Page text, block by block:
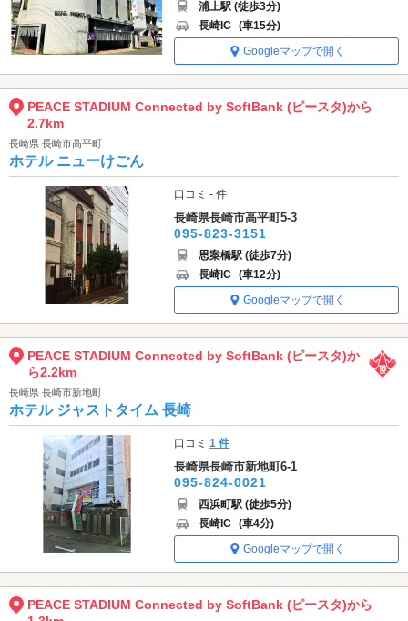
浦上駅 (徒歩3分)
長崎IC (車15分)
Googleマップで開く
PEACE STADIUM Connected by SoftBank (ピースタ)から
2.7km
長崎県 長崎市高平町
ホテル ニューけごん
口コミ - 件
長崎県長崎市高平町5-3
095-823-3151
思案橋駅 (徒歩7分)
長崎IC (車12分)
Googleマップで開く
PEACE STADIUM Connected by SoftBank (ピースタ)か
ら2.2km
長崎県 長崎市新地町
ホテル ジャストタイム 長崎
口コミ1 件
長崎県長崎市新地町6-1
095-824-0021
西浜町駅 (徒歩5分)
長崎IC (車4分)
Googleマップで開く
PEACE STADIUM Connected by SoftBank (ピースタ)から